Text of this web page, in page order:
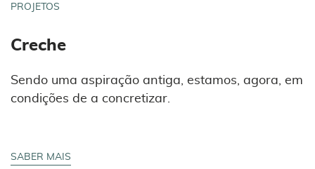
PROJETOS
Creche
Sendo uma aspiração antiga, estamos, agora, em
condições de a concretizar.
SABER MAIS